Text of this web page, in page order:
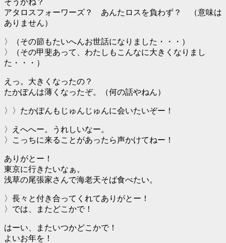
アタロスフォーワーズ？ あんたロスを負わず？ （意味は
ありません）
〉（その節もたいへんお世話になりました・・・）
〉（その甲斐あって、わたしもこんなに大きくなりまし
た・・・）
えっ。大きくなったの？
たかぽんは薄くなったぞ。（何の話やねん）
〉〉たかぽんもじゅんじゅんに会いたいぞー！
〉えへへー。うれしいなー。
〉こっちに来ることがあったら声かけてねー！
ありがとー！
東京に行きたいなぁ。
浅草の尾張家さんで海老天そば食べたい。
〉長々と付き合ってくれてありがとー！
〉では、またどこかで！
はーい、またいつかどこかで！
よいお年を！